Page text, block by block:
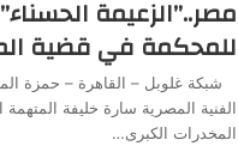
مصر..”الزعيمة
للمحكمة في قضية
شبكة غلوبل – القاهرة – حمزة
الفنية المصرية سارة خليفة
المخدرات الكبرى…